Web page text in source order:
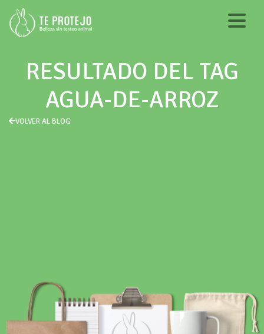
RESULTADO DEL TAG
AGUA-DE-ARROZ
VOLVER AL BLOG